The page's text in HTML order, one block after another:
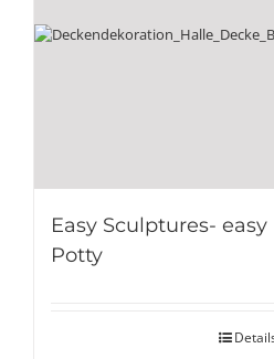
Easy Sculptures-
Potty